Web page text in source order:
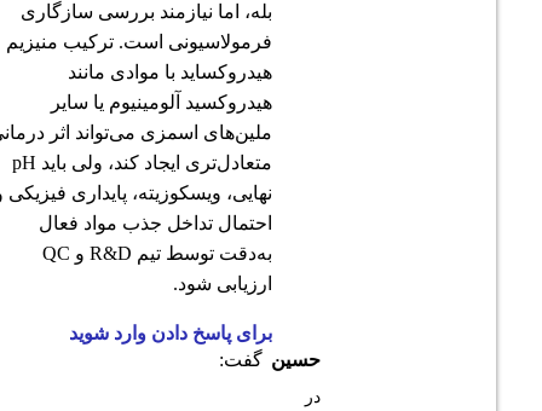
بله، اما نیازمند بررسی سازگاری
فرمولاسیونی است. ترکیب منیزیم
هیدروکساید با موادی مانند
هیدروکسید آلومینیوم یا سایر
ملین‌های اسمزی می‌تواند اثر درمانی
متعادل‌تری ایجاد کند، ولی باید pH
نهایی، ویسکوزیته، پایداری فیزیکی و
احتمال تداخل جذب مواد فعال
به‌دقت توسط تیم R&D و QC
برای پاسخ دادن وارد شوید